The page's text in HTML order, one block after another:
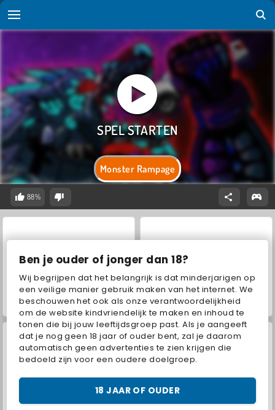
Ben je ouder of jonger dan 18?
Wij begrijpen dat het belangrijk is dat minderjarigen op
een veilige manier gebruik maken van het internet. We
beschouwen het ook als onze verantwoordelijkheid
om de website kindvriendelijk te maken en inhoud te
tonen die bij jouw leeftijdsgroep past. Als je aangeeft
dat je nog geen 18 jaar of ouder bent, zal je daarom
automatisch geen advertenties te zien krijgen die
bedoeld zijn voor een oudere doelgroep.
18 JAAR OF OUDER
Monster Rampage
88%
VegaMix Da Vinci Puzzles World War 2 Shooter